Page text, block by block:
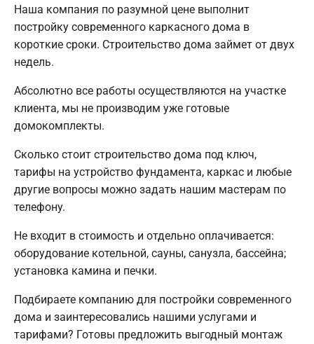
Наша компания по разумной цене выполнит
постройку современного каркасного дома в
короткие сроки. Строительство дома займет от двух
недель.
Абсолютно все работы осуществляются на участке
клиента, мы не производим уже готовые
домокомплекты.
Сколько стоит строительство дома под ключ,
тарифы на устройство фундамента, каркас и любые
другие вопросы можно задать нашим мастерам по
телефону.
Не входит в стоимость и отдельно оплачивается:
оборудование котельной, сауны, санузла, бассейна;
установка камина и печки.
Подбираете компанию для постройки современного
дома и заинтересовались нашими услугами и
тарифами? Готовы предложить выгодный монтаж